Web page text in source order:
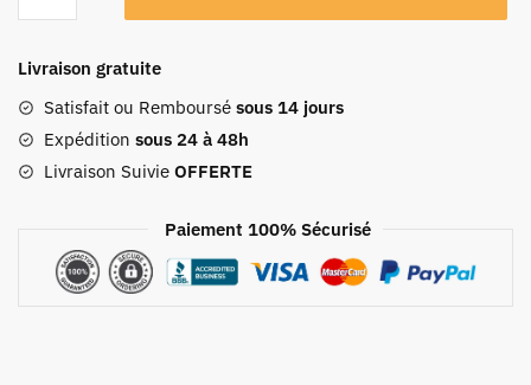
Livraison gratuite
Satisfait ou Remboursé sous 14 jours
Expédition sous 24 à 48h
Livraison Suivie OFFERTE
Paiement 100% Sécurisé